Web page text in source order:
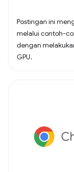
Postingan ini
melalui contoh-
dengan
GPU.